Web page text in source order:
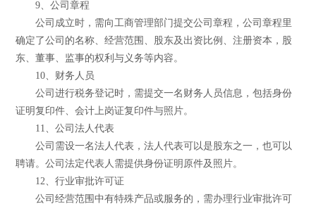
9、公司章程
公司成立时，需向工商管理部门提交公司章程，公司章程里
确定了公司的名称、经营范围、股东及出资比例、注册资本，股
东、董事、监事的权利与义务等内容。
10、财务人员
公司进行税务登记时，需提交一名财务人员信息，包括身份
证明复印件、会计上岗证复印件与照片。
11、公司法人代表
公司需设一名法人代表，法人代表可以是股东之一，也可以
聘请。公司法定代表人需提供身份证明原件及照片。
12、行业审批许可证
公司经营范围中有特殊产品或服务的，需办理行业审批许可